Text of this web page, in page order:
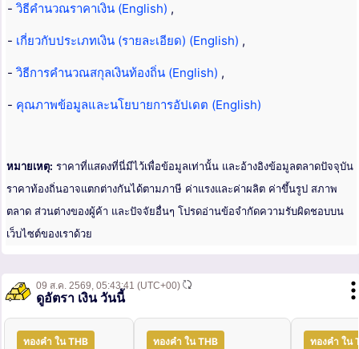
- วิธีคำนวณราคาเงิน (English) ,
- เกี่ยวกับประเภทเงิน (รายละเอียด) (English) ,
- วิธีการคำนวณสกุลเงินท้องถิ่น (English) ,
- คุณภาพข้อมูลและนโยบายการอัปเดต (English)
หมายเหตุ: ราคาที่แสดงที่นี่มีไว้เพื่อข้อมูลเท่านั้น และอ้างอิงข้อมูลตลาดปัจจุบัน
ราคาท้องถิ่นอาจแตกต่างกันได้ตามภาษี ค่าแรงและค่าผลิต ค่าขึ้นรูป สภาพ
ตลาด ส่วนต่างของผู้ค้า และปัจจัยอื่นๆ โปรดอ่านข้อจำกัดความรับผิดชอบบน
เว็บไซต์ของเราด้วย
09 ส.ค. 2569, 05:43:41 (UTC+00)
ดูอัตรา เงิน วันนี้
ทองคำ ใน THB ทองคำ ใน THB ทองคำ ใน